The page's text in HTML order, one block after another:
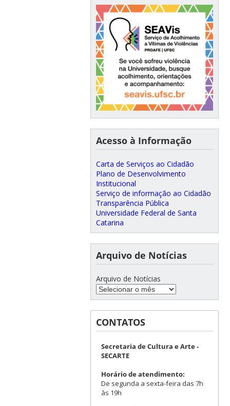
Acesso à Informação
Carta de Serviços ao Cidadão
Plano de Desenvolvimento
Institucional
Serviço de informação ao Cidadão
Transparência Pública
Universidade Federal de Santa
Catarina
Arquivo de Notícias
Arquivo de Notícias
CONTATOS
Secretaria de Cultura e Arte -
SECARTE
Horário de atendimento:
De segunda a sexta-feira das 7h
às 19h